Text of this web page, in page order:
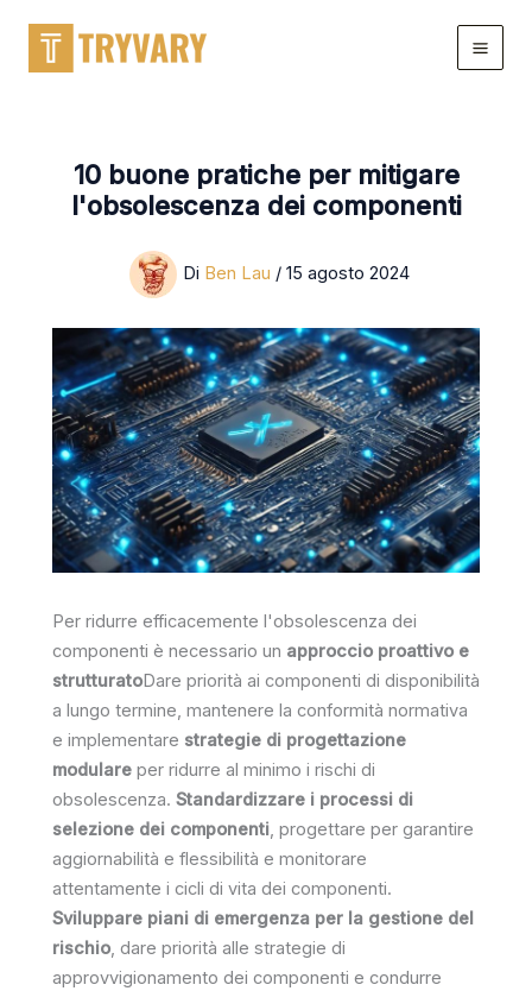
contenuto
10 buone pratiche per mitigare
l'obsolescenza dei componenti
Di Ben Lau / 15 agosto 2024
Per ridurre efficacemente l'obsolescenza dei
componenti è necessario un approccio proattivo e
strutturatoDare priorità ai componenti di disponibilità
a lungo termine, mantenere la conformità normativa
e implementare strategie di progettazione
modulare per ridurre al minimo i rischi di
obsolescenza. Standardizzare i processi di
selezione dei componenti, progettare per garantire
aggiornabilità e flessibilità e monitorare
attentamente i cicli di vita dei componenti.
Sviluppare piani di emergenza per la gestione del
rischio, dare priorità alle strategie di
approvvigionamento dei componenti e condurre